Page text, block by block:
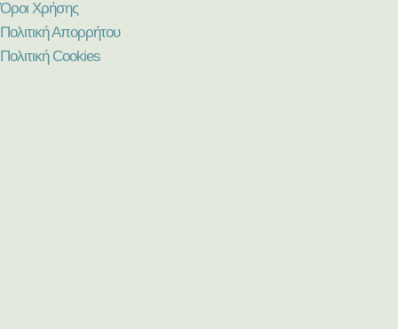
Όροι Χρήσης
Πολιτική Απορρήτου
Πολιτική Cookies